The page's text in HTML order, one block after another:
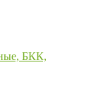
БКК,